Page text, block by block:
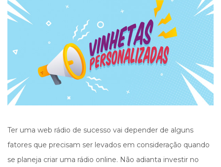
Ter uma web rádio de sucesso vai depender de alguns
fatores que precisam ser levados em consideração quando
se planeja criar uma rádio online. Não adianta investir no